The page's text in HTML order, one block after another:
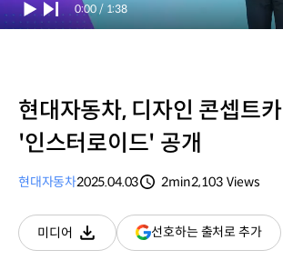
Current
Time
0:00 / Duration
1:38
현대자동차, 디자인 콘셉트카
'인스터로이드' 공개
현대자동차2025.04.03
2min2,103 Views
미디어
다운로드
선호하는 출처로 추가(새
창